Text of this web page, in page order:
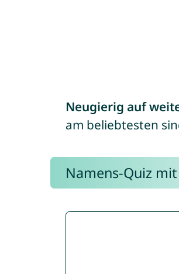
Neugierig auf
am beliebtesten
Namens-Quiz